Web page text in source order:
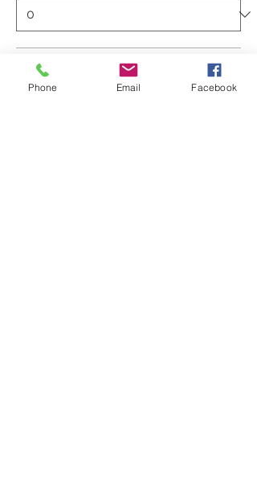
60+Mix1 (tir 0900 og fre 1030)
850,00 kr
Phone Email Facebook